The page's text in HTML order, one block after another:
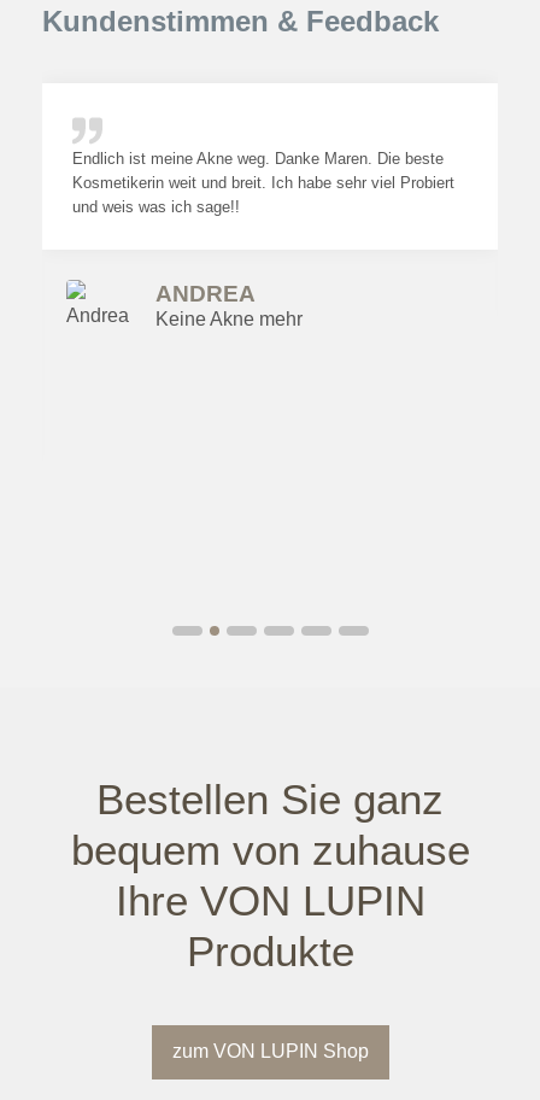
Kundenstimmen & Feedback
Endlich ist meine Akne weg. Danke Maren. Die beste
Kosmetikerin weit und breit. Ich habe sehr viel Probiert
und weis was ich sage!!
ANDREA
Keine Akne mehr
Bestellen Sie ganz
bequem von zuhause
Ihre VON LUPIN
Produkte
zum VON LUPIN Shop